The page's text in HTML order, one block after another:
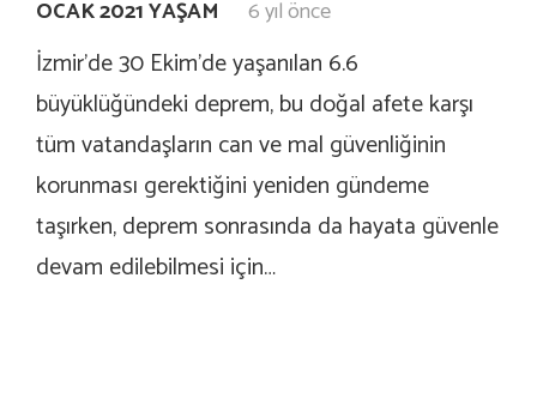
OCAK 2021 YAŞAM 6 yıl önce
İzmir’de 30 Ekim’de yaşanılan 6.6
büyüklüğündeki deprem, bu doğal afete karşı
tüm vatandaşların can ve mal güvenliğinin
korunması gerektiğini yeniden gündeme
taşırken, deprem sonrasında da hayata güvenle
devam edilebilmesi için…